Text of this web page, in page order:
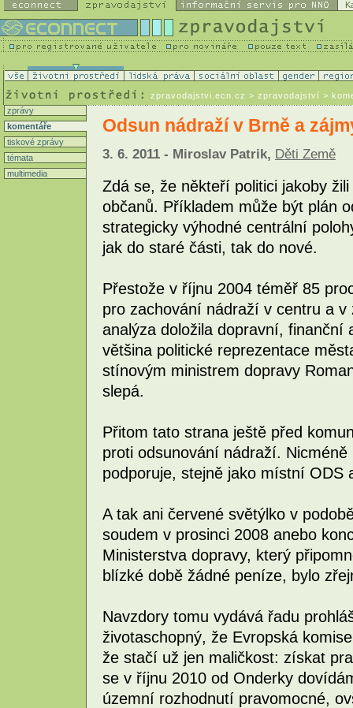
zpravodajstvi.ecn.cz > zpravodajství >
zprávy
komentáře
tiskové zprávy
témata
multimedia
Odsun nádraží v Brně a
3. 6. 2011 - Miroslav Patrik, Děti Země
Zdá se, že někteří politici jakoby
občanů. Příkladem může být plán
strategicky výhodné centrální
jak do staré části, tak do nové.
Přestože v říjnu 2004 téměř 85
pro zachování nádraží v centru a
analýza doložila dopravní, finanční
většina politické reprezentace
stínovým ministrem dopravy
slepá.
Přitom tato strana ještě před
proti odsunování nádraží.
podporuje, stejně jako místní ODS
A tak ani červené světýlko v
soudem v prosinci 2008 anebo
Ministerstva dopravy, který
blízké době žádné peníze, bylo
Navzdory tomu vydává řadu
životaschopný, že Evropská
že stačí už jen maličkost: získat
se v říjnu 2010 od Onderky
územní rozhodnutí pravomocné,